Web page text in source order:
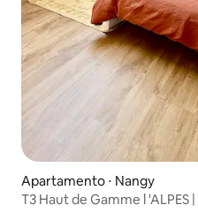
Apartamento ⋅ Nangy
T3 Haut de Gamme l 'ALPES